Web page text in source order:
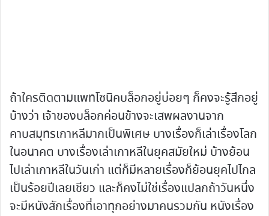
ถ้าใครติดตามแพทโซนิคบล็อกอยู่บ่อยๆ ก็คงจะรู้สึกอยู่
บ้างว่า เจ้าของบล็อกค่อนข้างจะเสพผลงานจาก
คาบสมุทรเกาหลีมากเป็นพิเศษ บางเรื่องก็เล่าเรื่องโลก
ในอนาคต บางเรื่องเล่าเกาหลีในยุคสมัยใหม่ บ้างย้อน
ไปเล่าเกาหลีในวันเก่า แต่ก็มีหลายเรื่องก็ย้อนยุคไปไกล
เป็นร้อยปีเลยเชียว และก็คงไม่ใช่เรื่องแปลกถ้าวันหนึ่ง
จะมีหนังสักเรื่องที่เอาทุกอย่างมาคนรวมกัน หนังเรื่อง